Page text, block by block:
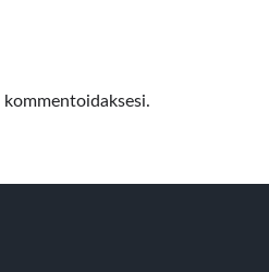
kommentoidaksesi.